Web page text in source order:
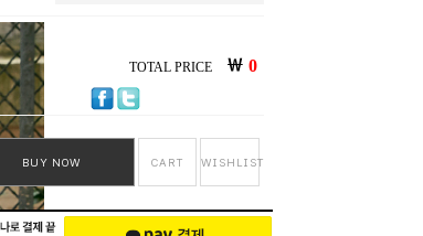
TOTAL PRICE ￦ 0
BUY NOW CART WISHLIST